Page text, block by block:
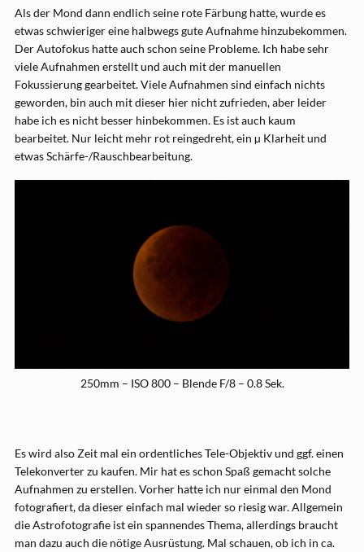
Als der Mond dann endlich seine rote Färbung hatte, wurde es
etwas schwieriger eine halbwegs gute Aufnahme hinzubekommen.
Der Autofokus hatte auch schon seine Probleme. Ich habe sehr
viele Aufnahmen erstellt und auch mit der manuellen
Fokussierung gearbeitet. Viele Aufnahmen sind einfach nichts
geworden, bin auch mit dieser hier nicht zufrieden, aber leider
habe ich es nicht besser hinbekommen. Es ist auch kaum
bearbeitet. Nur leicht mehr rot reingedreht, ein µ Klarheit und
etwas Schärfe-/Rauschbearbeitung.
250mm – ISO 800 – Blende F/8 – 0.8 Sek.
Es wird also Zeit mal ein ordentliches Tele-Objektiv und ggf. einen
Telekonverter zu kaufen. Mir hat es schon Spaß gemacht solche
Aufnahmen zu erstellen. Vorher hatte ich nur einmal den Mond
fotografiert, da dieser einfach mal wieder so riesig war. Allgemein
die Astrofotografie ist ein spannendes Thema, allerdings braucht
man dazu auch die nötige Ausrüstung. Mal schauen, ob ich in ca.